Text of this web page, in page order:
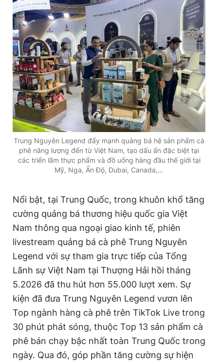
Trung Nguyên Legend đẩy mạnh quảng bá hệ sản phẩm cà
phê năng lượng đến từ Việt Nam, tạo dấu ấn đặc biệt tại
các triển lãm thực phẩm và đồ uống hàng đầu thế giới tại
Mỹ, Nga, Ấn Độ, Dubai, Canada,…
Nổi bật, tại Trung Quốc, trong khuôn khổ tăng
cường quảng bá thương hiệu quốc gia Việt
Nam thông qua ngoại giao kinh tế, phiên
livestream quảng bá cà phê Trung Nguyên
Legend với sự tham gia trực tiếp của Tổng
Lãnh sự Việt Nam tại Thượng Hải hồi tháng
5.2026 đã thu hút hơn 55.000 lượt xem. Sự
kiện đã đưa Trung Nguyên Legend vươn lên
Top ngành hàng cà phê trên TikTok Live trong
30 phút phát sóng, thuộc Top 13 sản phẩm cà
phê bán chạy bậc nhất toàn Trung Quốc trong
ngày. Qua đó, góp phần tăng cường sự hiện